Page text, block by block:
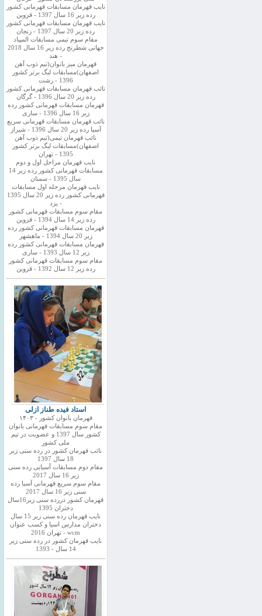
نایب قهرمان مسابقات قهرمانی کشور
رده زیر 16 سال 1397 - قزوین
نایب قهرمان مسابقات قهرمانی کشور
رده زیر 20 سال 1397 - زنجان
مقام سوم تیمی مسابقات المپیاد
جهانی شطرنج رده زیر 16 سال 2018
- هند
قهرمان میز بانوان(تیم ذوب آهن
اصفهان)مسابقات لیگ برتر کشور
1396 - رشت
نائب قهرمان مسابقات قهرمانی کشور
رده زیر 20 سال 1396 - گرگان
قهرمان مسابقات قهرمانی کشور رده
زیر 16 سال 1396 - ساری
نائب قهرمان مسابقات قهرمانی سریع
آسیا رده زیر 20 سال 1396 - شیراز
نائب قهرمان تیمی(تیم ذوب آهن
اصفهان)مسابقات لیگ برتر کشور
1395 - تهران
نایب قهرمان مراحل اول و دوم
مسابقات قهرمانی کشور رده زیر 14
سال 1395 - سمنان
نایب قهرمان مرحله اول مسابقات
قهرمانی کشور رده زیر 20 سال 1395
- یزد
مقام سوم مسابقات قهرمانی کشور
رده زیر 14 سال 1394 - قزوین
قهرمان مسابقات قهرمانی کشور رده
زیر 20 سال 1394 - ماهشهر
قهرمان مسابقات قهرمانی کشور رده
زیر 12 سال 1393 - ساری
مقام سوم مسابقات قهرمانی کشور
رده زیر 12 سال 1392 - قزوین
استاد فیده طناز ازلی
قهرمان بانوان کشور - ۱۴۰۳
مقام سوم مسابقات قهرمانی بانوان
کشور سال 1397 و عضویت در تیم
ملی کشور
نائب قهرمان کشور در رده سنی زیر
18 سال 1397
مقام دوم مسابقات آسیایی رده سنی
زیر 16 سال 2017
مقام سوم سریع قهرمانی آسیا رده
سنی زیر 16 سال 2017
قهرمان کشور دررده سنی زیر16سال
دختران 1395
نایب قهرمان رده سنی زیر 15 سال
دختران مدارس اسیا و کسب عنوان
wcm - تهران 2016
نایب قهرمان کشور در رده سنی زیر
14 سال - 1393